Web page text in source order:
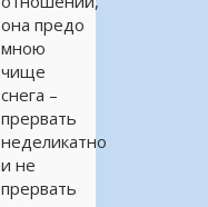
она предо
мною
чище
снега –
прервать
неделикатно
и не
прервать